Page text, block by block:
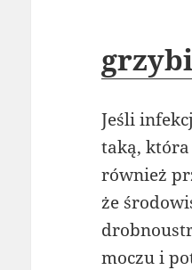
Jeśli
taką,
również
że
moczu i